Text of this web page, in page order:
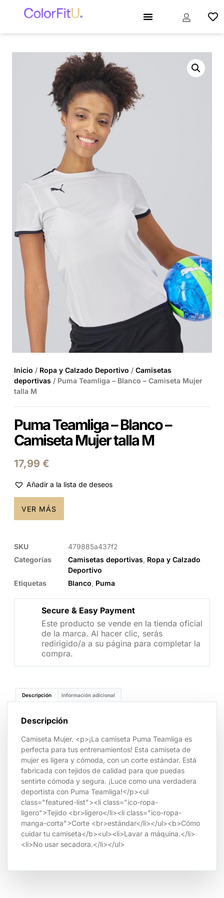
Inicio / Ropa y Calzado Deportivo / Camisetas
deportivas / Puma Teamliga – Blanco – Camiseta Mujer
talla M
Puma Teamliga – Blanco –
Camiseta Mujer talla M
17,99 €
Añadir a la lista de deseos
VER MÁS
SKU
479885a437f2
Categorías
Camisetas deportivas Ropa y Calzado
Deportivo
Etiquetas
Blanco Puma
Secure & Easy Payment
Este producto se vende en la tienda oficial
de la marca. Al hacer clic, serás
redirigido/a a su página para completar la
compra.
Descripción Información adicional
Descripción
Camiseta Mujer. <p>¡La camiseta Puma Teamliga es
perfecta para tus entrenamientos! Esta camiseta de
mujer es ligera y cómoda, con un corte estándar. Está
fabricada con tejidos de calidad para que puedas
sentirte cómoda y segura. ¡Luce como una verdadera
deportista con Puma Teamliga!</p><ul
class="featured-list"><li class="ico-ropa-
ligero">Tejido <br>ligero</li><li class="ico-ropa-
manga-corta">Corte <br>estándar</li></ul><b>Cómo
cuidar tu camiseta</b><ul><li>Lavar a máquina.</li>
<li>No usar secadora.</li></ul>